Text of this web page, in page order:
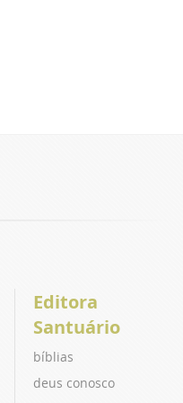
Editora
Santuário
bíblias
deus conosco